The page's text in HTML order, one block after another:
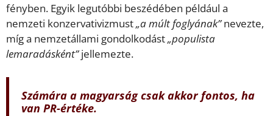
fényben. Egyik legutóbbi beszédében például a
nemzeti konzervativizmust„a múlt foglyának”nevezte,
míg a nemzetállami gondolkodást„populista
lemaradásként”jellemezte.
Számára a magyarság csak akkor fontos, ha
van PR-értéke.